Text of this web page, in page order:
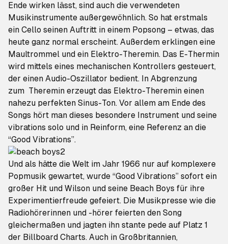
Ende wirken lässt, sind auch die verwendeten
Musikinstrumente außergewöhnlich. So hat erstmals
ein Cello seinen Auftritt in einem Popsong – etwas, das
heute ganz normal erscheint. Außerdem erklingen eine
Maultrommel und ein Elektro-Theremin. Das E-Thermin
wird mittels eines mechanischen Kontrollers gesteuert,
der einen Audio-Oszillator bedient. In Abgrenzung
zum Theremin erzeugt das Elektro-Theremin einen
nahezu perfekten Sinus-Ton. Vor allem am Ende des
Songs hört man dieses besondere Instrument und seine
vibrations solo und in Reinform, eine Referenz an die
“Good Vibrations”.
Und als hätte die Welt im Jahr 1966 nur auf komplexere
Popmusik gewartet, wurde “Good Vibrations” sofort ein
großer Hit und Wilson und seine Beach Boys für ihre
Experimentierfreude gefeiert. Die Musikpresse wie die
Radiohörerinnen und -hörer feierten den Song
gleichermaßen und jagten ihn stante pede auf Platz 1
der Billboard Charts. Auch in Großbritannien,